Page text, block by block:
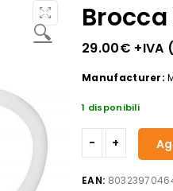
🔍
29.00€ +IVA (
Manufacturer:
1 disponibili
2,90
EAN: